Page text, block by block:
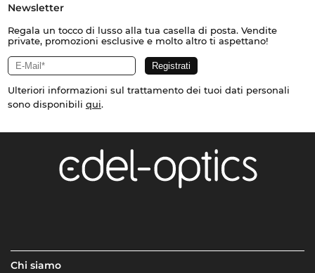
Newsletter
Regala un tocco di lusso alla tua casella di posta. Vendite
private, promozioni esclusive e molto altro ti aspettano!
Ulteriori informazioni sul trattamento dei tuoi dati personali
sono disponibili qui.
Chi siamo